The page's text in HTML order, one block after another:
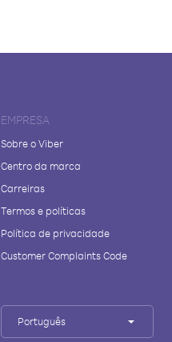
EMPRESA
Sobre o Viber
Centro da marca
Carreiras
Termos e políticas
Política de privacidade
Customer Complaints Code
Português